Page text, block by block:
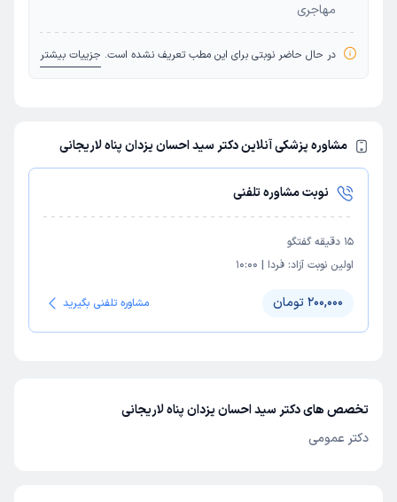
مهاجری
در حال حاضر نوبتی برای این مطب تعریف نشده است. جزییات بیشتر
مشاوره پزشکی آنلاین دکتر سید احسان یزدان پناه لاریجانی
نوبت مشاوره تلفنی
15 دقیقه گفتگو
اولین نوبت آزاد: فردا |
10:00
200,000 تومان مشاوره تلفنی بگیرید
تخصص های دکتر سید احسان یزدان پناه لاریجانی
دکتر عمومی